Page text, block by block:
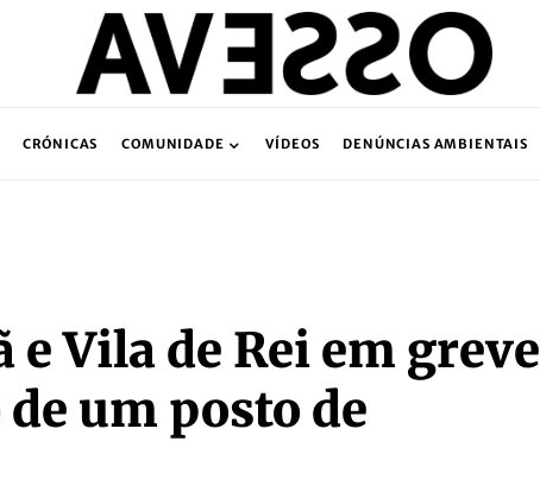
CRÓNICAS COMUNIDADE VÍDEOS DENÚNCIAS AMBIENTAIS
e Vila de Rei em greve
um posto de